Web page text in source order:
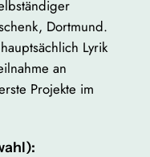
Dortmund.
Lyrik
an
Projekte im